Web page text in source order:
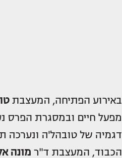
באירוע הפתיחה, המעצבת
מפעל חיים ובמסגרת הפרס
דגמיה של טובהל'ה ונערכה
הכבוד, המעצבת ד"ר מונה